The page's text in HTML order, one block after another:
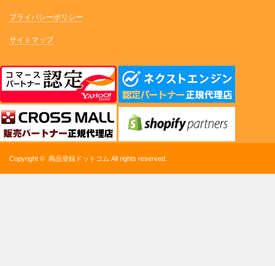
プライバシーポリシー
サイトマップ
Copyright © 商品登録ドットコム All rights reserved.